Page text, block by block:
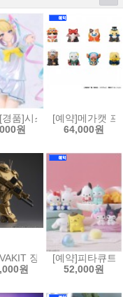
패닉 - 아바레스트
모델 시리즈 풀 메탈 패닉
경품]시스템 서비스 Vivit
원
[예약]메가캣
64,000원
- 사제, 인연 편
치(6개박스판매
장갑기병 보톰즈 회
원
[예약]피타큐트
52,000원